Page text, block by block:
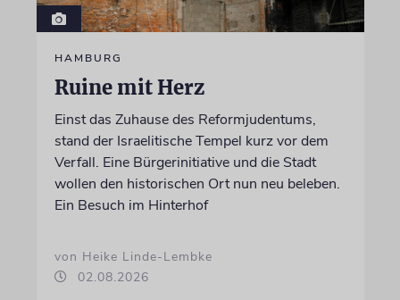
HAMBURG
Ruine mit Herz
Einst das Zuhause des Reformjudentums,
stand der Israelitische Tempel kurz vor dem
Verfall. Eine Bürgerinitiative und die Stadt
wollen den historischen Ort nun neu beleben.
Ein Besuch im Hinterhof
von Heike Linde-Lembke
02.08.2026